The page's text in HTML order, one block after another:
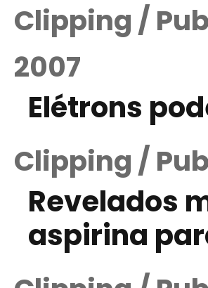
Clipping /
2007
Elétrons
Clipping /
Revelados
aspirina